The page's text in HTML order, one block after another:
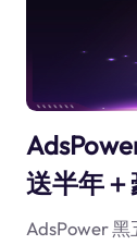
送半年
AdsPower